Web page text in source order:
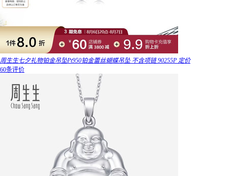
周生生七夕礼物铂金吊坠Pt950铂金蕾丝蝴蝶吊坠 不含项链 90255P 定价
60条评价